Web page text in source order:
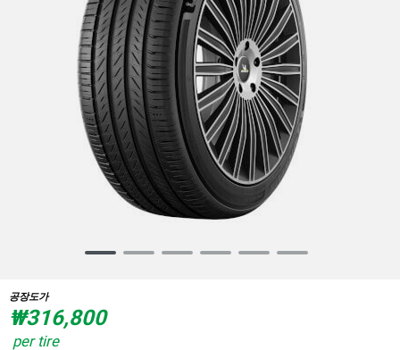
of
6
공장도가
₩316,800
per tire